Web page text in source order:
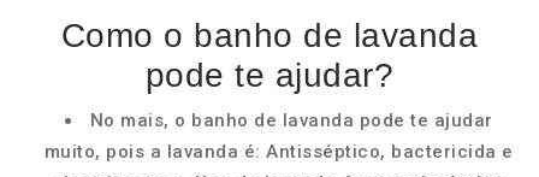
Como o banho de lavanda
pode te ajudar?
No mais, o banho de lavanda pode te ajudar
muito, pois a lavanda é: Antisséptico, bactericida e